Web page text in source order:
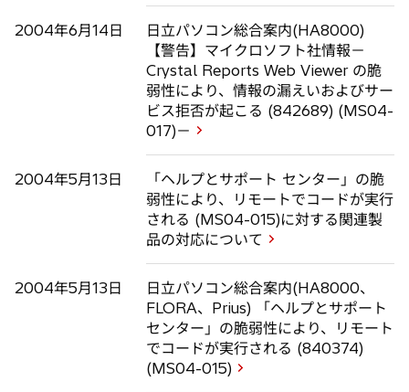
2004年6月14日
日立パソコン総合案内(HA8000)
【警告】マイクロソフト社情報－
Crystal Reports Web Viewer の脆
弱性により、情報の漏えいおよびサー
ビス拒否が起こる (842689) (MS04-
017)－
2004年5月13日
「ヘルプとサポート センター」の脆
弱性により、リモートでコードが実行
される (MS04-015)に対する関連製
品の対応について
2004年5月13日
日立パソコン総合案内(HA8000、
FLORA、Prius) 「ヘルプとサポート
センター」の脆弱性により、リモート
でコードが実行される (840374)
(MS04-015)